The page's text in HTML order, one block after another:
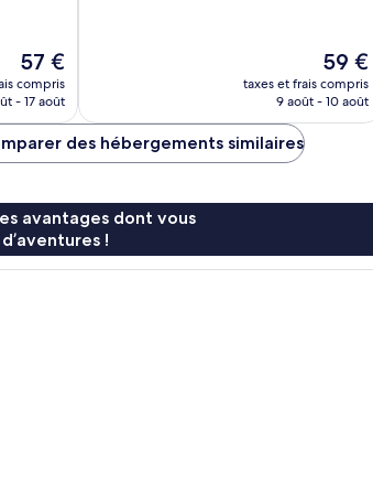
Le
nouveau
prix
de
57 €
compris
- 17 août
Le
nouveau
prix
59 €
taxes et frais compris
9 août - 10 août
des hébergements similaires
avantages dont vous
!